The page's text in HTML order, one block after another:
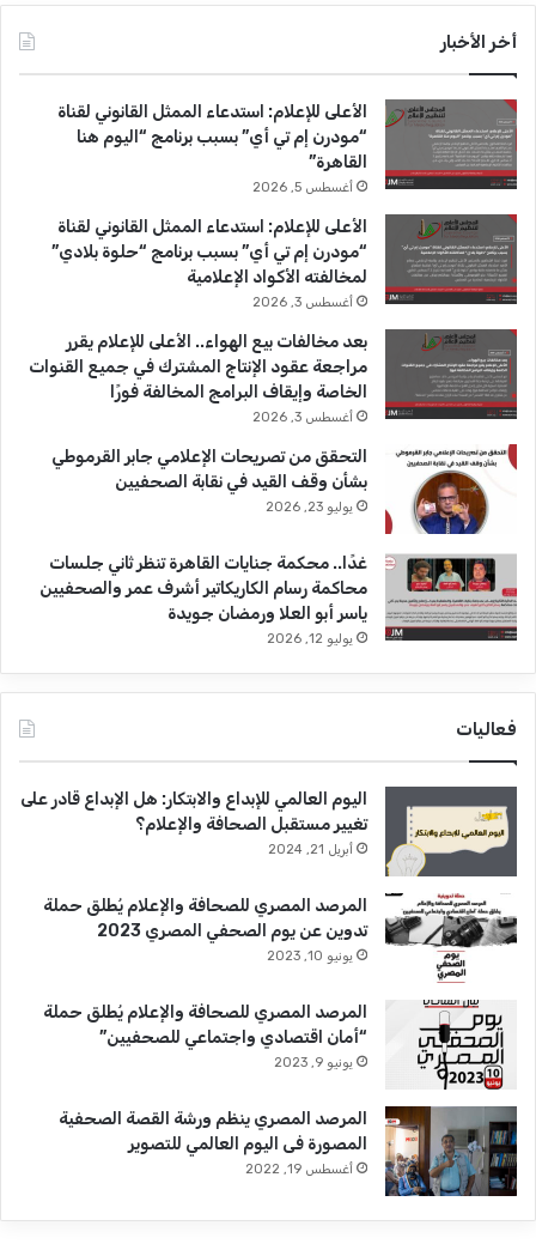
س
و
ك
T
u
b
e
ق
ا
م
أخر الأخبار
الأعلى للإعلام: استدعاء الممثل القانوني لقناة
“مودرن إم تي أي” بسبب برنامج “اليوم هنا
القاهرة”
أغسطس 5, 2026
الأعلى للإعلام: استدعاء الممثل القانوني لقناة
“مودرن إم تي أي” بسبب برنامج “حلوة بلادي”
لمخالفته الأكواد الإعلامية
أغسطس 3, 2026
بعد مخالفات بيع الهواء.. الأعلى للإعلام يقرر
مراجعة عقود الإنتاج المشترك في جميع القنوات
الخاصة وإيقاف البرامج المخالفة فورًا
أغسطس 3, 2026
التحقق من تصريحات الإعلامي جابر القرموطي
بشأن وقف القيد في نقابة الصحفيين
يوليو 23, 2026
غدًا.. محكمة جنايات القاهرة تنظر ثاني جلسات
محاكمة رسام الكاريكاتير أشرف عمر والصحفيين
ياسر أبو العلا ورمضان جويدة
يوليو 12, 2026
فعاليات
اليوم العالمي للإبداع والابتكار: هل الإبداع قادر على
تغيير مستقبل الصحافة والإعلام؟
أبريل 21, 2024
المرصد المصري للصحافة والإعلام يُطلق حملة
تدوين عن يوم الصحفي المصري 2023
يونيو 10, 2023
المرصد المصري للصحافة والإعلام يُطلق حملة
“أمان اقتصادي واجتماعي للصحفيين”
يونيو 9, 2023
المرصد المصري ينظم ورشة القصة الصحفية
المصورة فى اليوم العالمي للتصوير
أغسطس 19, 2022